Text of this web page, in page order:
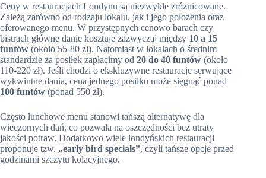
Ceny w restauracjach Londynu są niezwykle zróżnicowane.
Zależą zarówno od rodzaju lokalu, jak i jego położenia oraz
oferowanego menu. W przystępnych cenowo barach czy
bistrach główne danie kosztuje zazwyczaj między 10 a 15
funtów (około 55-80 zł). Natomiast w lokalach o średnim
standardzie za posiłek zapłacimy od 20 do 40 funtów (około
110-220 zł). Jeśli chodzi o ekskluzywne restauracje serwujące
wykwintne dania, cena jednego posiłku może sięgnąć ponad
100 funtów (ponad 550 zł).
Często lunchowe menu stanowi tańszą alternatywę dla
wieczornych dań, co pozwala na oszczędności bez utraty
jakości potraw. Dodatkowo wiele londyńskich restauracji
proponuje tzw. „early bird specials”, czyli tańsze opcje przed
godzinami szczytu kolacyjnego.